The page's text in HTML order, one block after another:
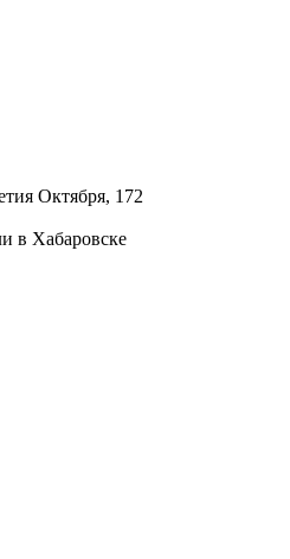
Октября, 172
в Хабаровске